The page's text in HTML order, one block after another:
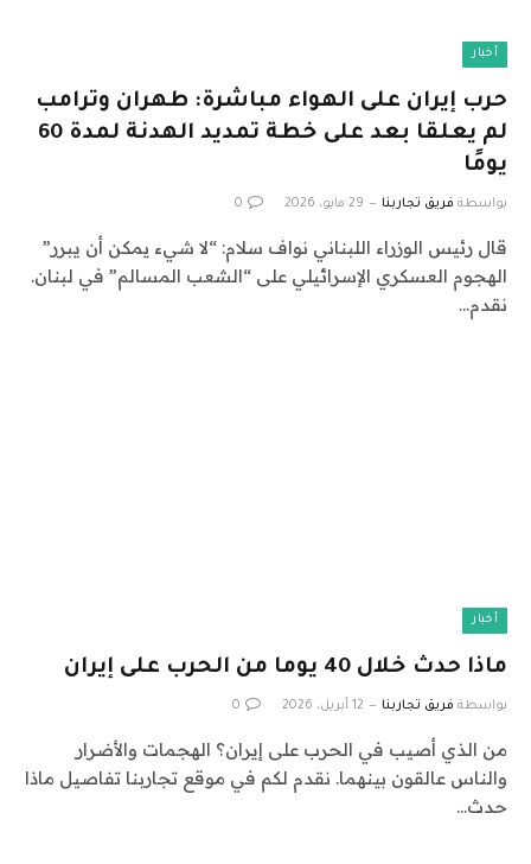
أخبار
حرب إيران على الهواء مباشرة: طهران وترامب
لم يعلقا بعد على خطة تمديد الهدنة لمدة 60
يومًا
بواسطة فريق تجاربنا 29 مايو، 2026 0
قال رئيس الوزراء اللبناني نواف سلام: “لا شيء يمكن أن يبرر”
الهجوم العسكري الإسرائيلي على “الشعب المسالم” في لبنان.
نقدم…
أخبار
ماذا حدث خلال 40 يوما من الحرب على إيران
بواسطة فريق تجاربنا 12 أبريل، 2026 0
من الذي أصيب في الحرب على إيران؟ الهجمات والأضرار
والناس عالقون بينهما. نقدم لكم في موقع تجاربنا تفاصيل ماذا
حدث…